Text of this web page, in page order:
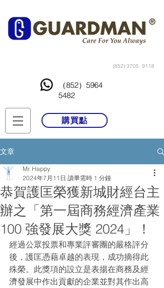
(852) 3705 9118
（852）5964
5482
購買點
文章
恭賀護匡榮獲新城財經台主
辦之「第一屆商務經濟產業
100 強發展大獎 2024」！
Mr. Happy
2024年7月11日 讀畢需時 1 分鐘
經過公眾投票和專業評審團的嚴格評分
後，護匡憑藉卓越的表現，成功摘得此
殊榮。此獎項的設立是表揚在商務及經
濟發展中作出貢獻的企業並對其作出高